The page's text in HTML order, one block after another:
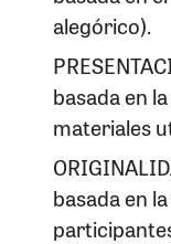
alegórico).
basada en
materiales
basada en